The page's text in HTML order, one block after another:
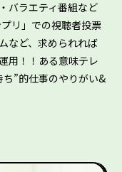
バラエティ番組など
リ」での視聴者投票
など、求められれば
用！！ある意味テレ
”的仕事のやりがい&